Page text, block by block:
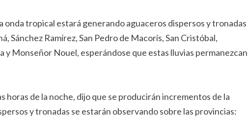
onda tropical estará generando aguaceros dispersos y tronadas
Sánchez Ramírez, San Pedro de Macorís, San Cristóbal,
y Monseñor Nouel, esperándose que estas lluvias permanezcan
horas de la noche, dijo que se producirán incrementos de la
y tronadas se estarán observando sobre las provincias: